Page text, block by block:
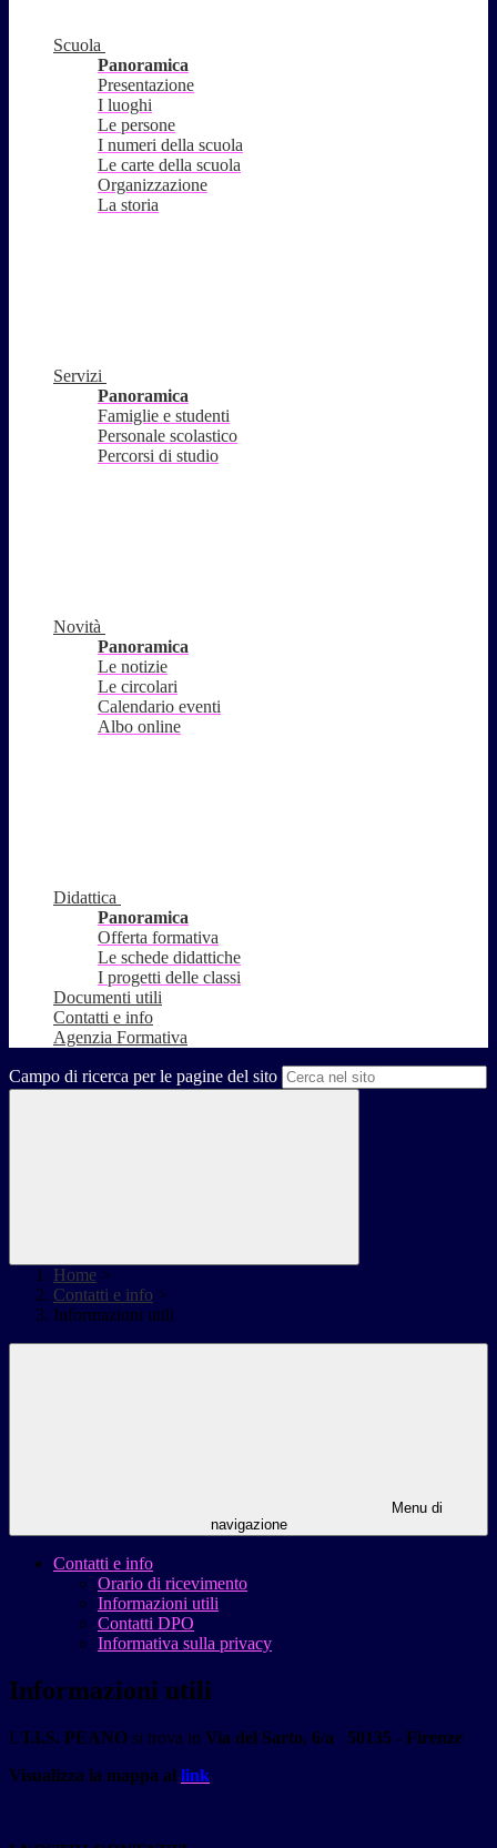
Scuola
Panoramica
Presentazione
I luoghi
Le persone
I numeri della scuola
Le carte della scuola
Organizzazione
La storia
Servizi
Panoramica
Famiglie e studenti
Personale scolastico
Percorsi di studio
Novità
Panoramica
Le notizie
Le circolari
Calendario eventi
Albo online
Didattica
Panoramica
Offerta formativa
Le schede didattiche
I progetti delle classi
Documenti utili
Contatti e info
Agenzia Formativa
Campo di ricerca per le pagine del sito
Home >
Contatti e info >
Informazioni utili
Menu di
navigazione
Contatti e info
Orario di ricevimento
Informazioni utili
Contatti DPO
Informativa sulla privacy
Informazioni utili
L'I.I.S. PEANO si trova in Via del Sarto, 6/a 50135 - Firenze
Visualizza la mappa al link